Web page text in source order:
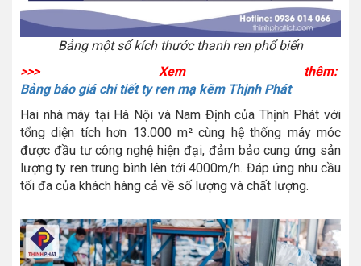
Bảng một số kích thước thanh ren phổ biến
>>> Xem thêm:
Bảng báo giá chi tiết ty ren mạ kẽm Thịnh Phát
Hai nhà máy tại Hà Nội và Nam Định của Thịnh Phát với
tổng diện tích hơn 13.000 m² cùng hệ thống máy móc
được đầu tư công nghệ hiện đại, đảm bảo cung ứng sản
lượng ty ren trung bình lên tới 4000m/h. Đáp ứng nhu cầu
tối đa của khách hàng cả về số lượng và chất lượng.